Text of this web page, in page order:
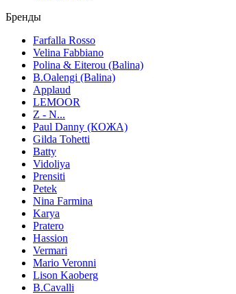
Бренды
Farfalla Rosso
Velina Fabbiano
Polina & Eiterou (Balina)
B.Oalengi (Balina)
Applaud
LEMOOR
Z - N...
Paul Danny (КОЖА)
Gilda Tohetti
Batty
Vidoliya
Prensiti
Petek
Nina Farmina
Karya
Pratero
Hassion
Vermari
Mario Veronni
Lison Kaoberg
B.Cavalli